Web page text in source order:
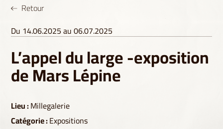
Retour
Du 14.06.2025 au 06.07.2025
L’appel du large -exposition
de Mars Lépine
Lieu :Millegalerie
Catégorie :Expositions